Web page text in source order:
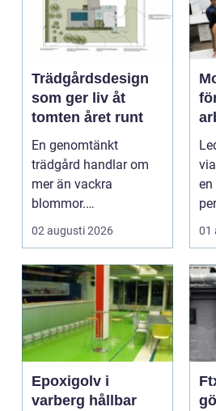
Trädgårdsdesign
som ger liv åt
tomten året runt
En genomtänkt
trädgård handlar om
mer än vackra
blommor.
trädgårdsdesign
och ...
02 augusti 2026
en
01
Epoxigolv i
varberg hållbar